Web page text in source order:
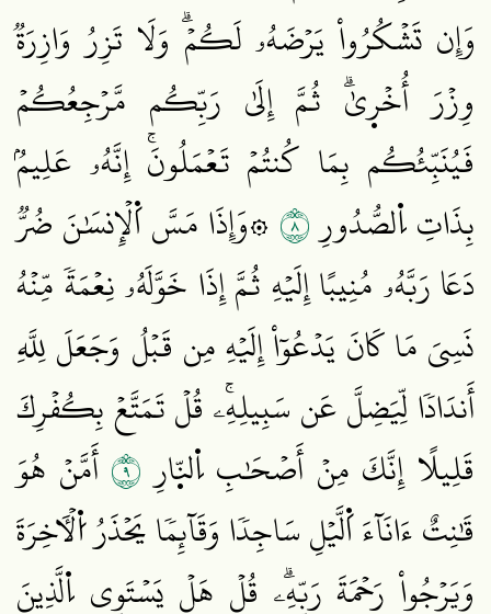
وَإِن تَشۡكُرُواْ يَرۡضَهُۥ لَكُمۡۗ وَلَا تَزِرُ وَازِرَةٞ
وِزۡرَ أُخۡر۪يٰۗ ثُمَّ إِلَىٰ رَبِّكُم مَّرۡجِعُكُمۡ
فَيُنَبِّئُكُم بِمَا كُنتُمۡ تَعۡمَلُونَۚ إِنَّهُۥ عَلِيمُۢ
بِذَاتِ اِ۬لصُّدُورِ٨ ۞وَإِذَا مَسَّ اَ۬لۡإِنسَٰنَ ضُرّٞ
دَعَا رَبَّهُۥ مُنِيبًا إِلَيۡهِ ثُمَّ إِذَا خَوَّلَهُۥ نِعۡمَةٗ مِّنۡهُ
نَسِيَ مَا كَانَ يَدۡعُوٓاْ إِلَيۡهِ مِن قَبۡلُ وَجَعَلَ لِلَّهِ
أَندَادٗا لِّيَضِلَّ عَن سَبِيلِهِۦۚ قُلۡ تَمَتَّعۡ بِكُفۡرِكَ
قَلِيلًا إِنَّكَ مِنۡ أَصۡحَٰبِ اِ۬لنّ۪ارِ٩ أَمَّنۡ هُوَ
قَٰنِتٌ ءَانَآءَ اَ۬لَّيۡلِ سَاجِدٗا وَقَآئِمٗا يَحۡذَرُ اُ۬لۡأٓخِرَةَ
وَيَرۡجُواْ رَحۡمَةَ رَبِّهِۦۗ قُلۡ هَلۡ يَسۡتَوِي اِ۬لَّذِينَ